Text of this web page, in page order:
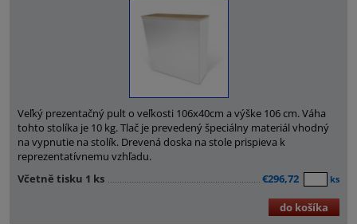
Veľký prezentačný pult o veľkosti 106x40cm a výške 106 cm. Váha
tohto stolíka je 10 kg. Tlač je prevedený špeciálny materiál vhodný
na vypnutie na stolík. Drevená doska na stole prispieva k
reprezentatívnemu vzhľadu.
Včetně tisku 1 ks
€296,72 ks
do košíka